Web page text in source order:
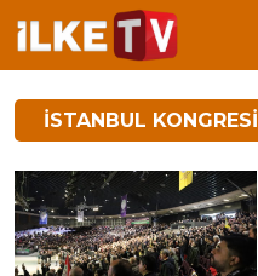
İSTANBUL KONGRESI